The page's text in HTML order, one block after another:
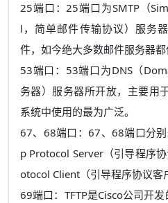
25端口：25端口为SMTP（
l，简单邮件传输协议）服务
件，如今绝大多数邮件服务器都
53端口：53端口为DNS（
务器）服务器所开放，主要用
系统中使用的最为广泛。
67、68端口：67、68端口分
p Protocol Server（引导程序
otocol Client（引导程序协议客
69端口：TFTP是Cisco公司开发